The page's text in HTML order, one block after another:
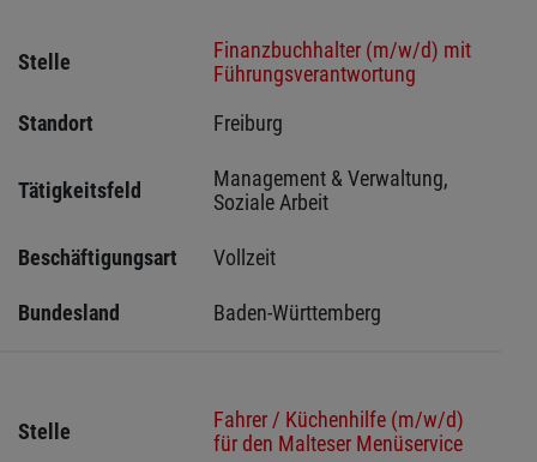
Stelle
Finanzbuchhalter (m/w/d) mit
Führungsverantwortung
Standort
Freiburg
Tätigkeitsfeld
Management & Verwaltung,
Soziale Arbeit
Beschäftigungsart Vollzeit
Bundesland Baden-Württemberg
Stelle
Fahrer / Küchenhilfe (m/w/d)
für den Malteser Menüservice